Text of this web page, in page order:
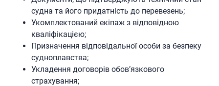
судна та його придатність до перевезень;
Укомплектований екіпаж з відповідною
кваліфікацією;
Призначення відповідальної особи за безпеку
судноплавства;
Укладення договорів обов’язкового
страхування;